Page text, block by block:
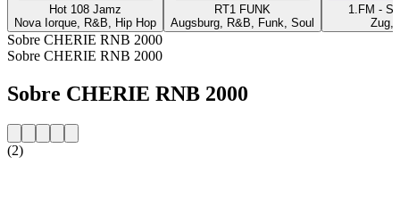
Hot 108 Jamz
Nova Iorque, R&B, Hip Hop
RT1 FUNK
Augsburg, R&B, Funk, Soul
1.FM -
Zug,
Sobre CHERIE RNB 2000
Sobre CHERIE RNB 2000
Sobre CHERIE RNB 2000
(2)